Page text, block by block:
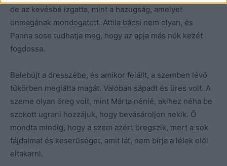
de az kevésbé izgatta, mint a hazugság, amelyet
önmagának mondogatott. Attila bácsi nem olyan, és
Panna sose tudhatja meg, hogy az apja más nők kezét
fogdossa.
Belebújt a dresszébe, és amikor felállt, a szemben lévő
tükörben meglátta magát. Valóban sápadt és üres volt. A
szeme olyan öreg volt, mint Márta nénié, akihez néha be
szokott ugrani hozzájuk, hogy bevásároljon nekik. Ő
mondta mindig, hogy a szem azért öregszik, mert a sok
fájdalmat és keserűséget, amit lát, nem bírja a lélek elől
eltakarni.